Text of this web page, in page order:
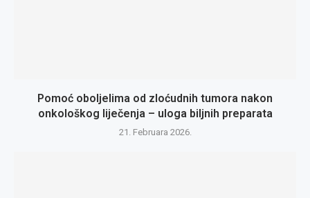
Pomoć oboljelima od zloćudnih tumora nakon
onkološkog liječenja – uloga biljnih preparata
21. Februara 2026.